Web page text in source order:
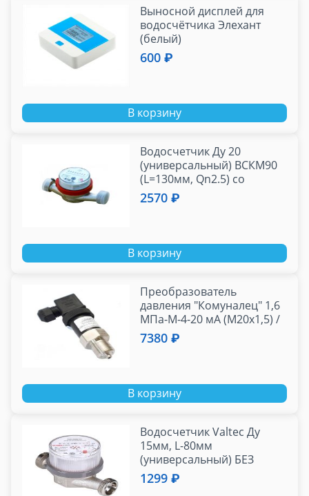
Выносной дисплей для
водосчётчика Элехант
(белый)
600 ₽
В корзину
Водосчетчик Ду 20
(универсальный) ВСКМ90
(L=130мм, Qn2.5) со
сгонами
2570 ₽
В корзину
Преобразователь
давления "Комуналец" 1,6
МПа-М-4-20 мА (М20х1,5) /
СДВ-И-М(1.60) М20х1.5
7380 ₽
В корзину
Водосчетчик Valtec Ду
15мм, L-80мм
(универсальный) БЕЗ
СГОНОВ, до +90^С, 1,5м3,
1/2" (NEW) VLF-15U-
1299 ₽